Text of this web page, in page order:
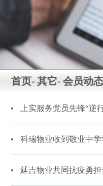
首页- 其它- 会员动态
上实服务党员先锋“逆
科瑞物业收到敬业中
延吉物业共同抗疫勇担